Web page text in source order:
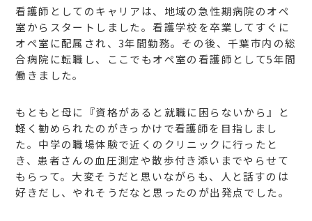
看護師としてのキャリアは、地域の急性期病院のオペ
室からスタートしました。看護学校を卒業してすぐに
オペ室に配属され、3年間勤務。その後、千葉市内の総
合病院に転職し、ここでもオペ室の看護師として5年間
働きました。
もともと母に『資格があると就職に困らないから』と
軽く勧められたのがきっかけで看護師を目指しまし
た。中学の職場体験で近くのクリニックに行ったと
き、患者さんの血圧測定や散歩付き添いまでやらせて
もらって。大変そうだと思いながらも、人と話すのは
好きだし、やれそうだなと思ったのが出発点でした。